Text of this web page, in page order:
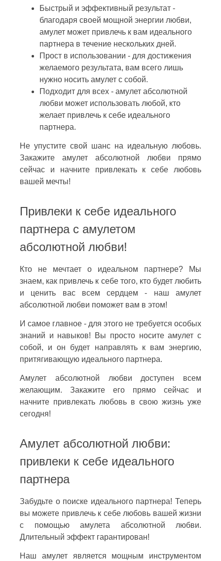
Быстрый и эффективный результат -
благодаря своей мощной энергии любви,
амулет может привлечь к вам идеального
партнера в течение нескольких дней.
Прост в использовании - для достижения
желаемого результата, вам всего лишь
нужно носить амулет с собой.
Подходит для всех - амулет абсолютной
любви может использовать любой, кто
желает привлечь к себе идеального
партнера.
Не упустите свой шанс на идеальную любовь.
Закажите амулет абсолютной любви прямо
сейчас и начните привлекать к себе любовь
вашей мечты!
Привлеки к себе идеального
партнера с амулетом
абсолютной любви!
Кто не мечтает о идеальном партнере? Мы
знаем, как привлечь к себе того, кто будет любить
и ценить вас всем сердцем - наш амулет
абсолютной любви поможет вам в этом!
И самое главное - для этого не требуется особых
знаний и навыков! Вы просто носите амулет с
собой, и он будет направлять к вам энергию,
притягивающую идеального партнера.
Амулет абсолютной любви доступен всем
желающим. Закажите его прямо сейчас и
начните привлекать любовь в свою жизнь уже
сегодня!
Амулет абсолютной любви:
привлеки к себе идеального
партнера
Забудьте о поиске идеального партнера! Теперь
вы можете привлечь к себе любовь вашей жизни
с помощью амулета абсолютной любви.
Длительный эффект гарантирован!
Наш амулет является мощным инструментом